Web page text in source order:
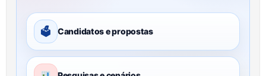
🗳 Candidatos e propostas